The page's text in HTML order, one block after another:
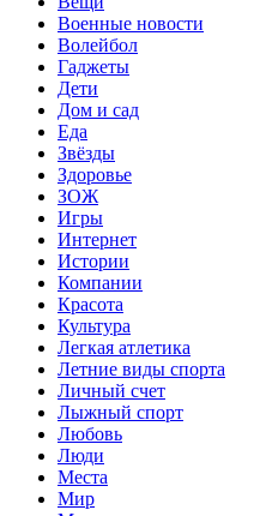
Военные новости
Волейбол
Гаджеты
Дети
Дом и сад
Еда
Звёзды
Здоровье
ЗОЖ
Игры
Интернет
Истории
Компании
Красота
Культура
Легкая атлетика
Летние виды спорта
Личный счет
Лыжный спорт
Любовь
Люди
Места
Мир